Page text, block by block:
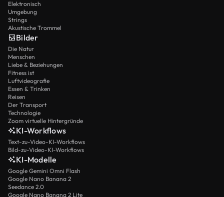
Elektronisch
Umgebung
Strings
Akustische Trommel
Bilder
Die Natur
Menschen
Liebe & Beziehungen
Fitness ist
Luftvideografie
Essen & Trinken
Reisen
Der Transport
Technologie
Zoom virtuelle Hintergründe
KI-Workflows
Text-zu-Video-KI-Workflows
Bild-zu-Video-KI-Workflows
KI-Modelle
Google Gemini Omni Flash
Google Nano Banana 2
Seedance 2.0
Google Nano Banana 2 Lite